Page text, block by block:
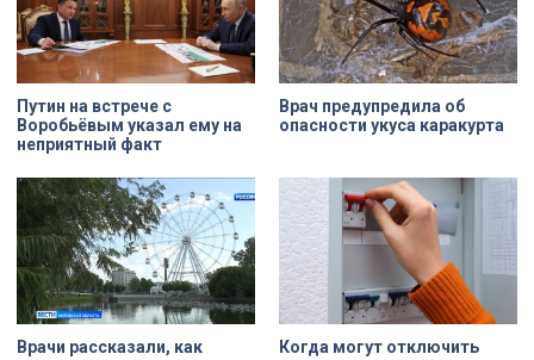
Путин на встрече с
Воробьёвым указал ему на
неприятный факт
Врач предупредила об
опасности укуса каракурта
Врачи рассказали, как
Когда могут отключить